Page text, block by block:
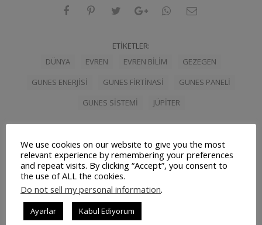
ETIKETLER:
DÜNYA
EVREN EVREN BILIM
GEZEGEN
GUNES ENERJISI
GUNES FIRTINASI
GUNES PANELI
GUNES SISTEMI
JÜPITER
İlişkili Yazılar
We use cookies on our website to give you the most
relevant experience by remembering your preferences
and repeat visits. By clicking “Accept”, you consent to
the use of ALL the cookies.
Do not sell my personal information.
Ayarlar Kabul Ediyorum